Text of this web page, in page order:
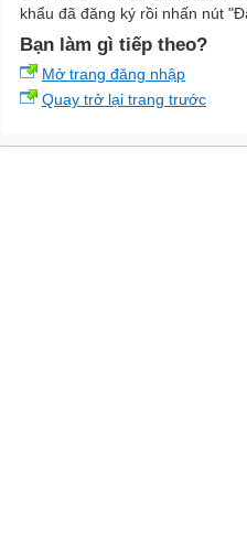
khẩu đã đăng ký rồi nhấn nút
Bạn làm gì tiếp theo?
Mở trang đăng nhập
Quay trở lại trang trước